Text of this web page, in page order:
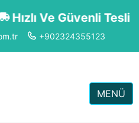
Ve Güvenli Teslimat
+902324355123
MENÜ